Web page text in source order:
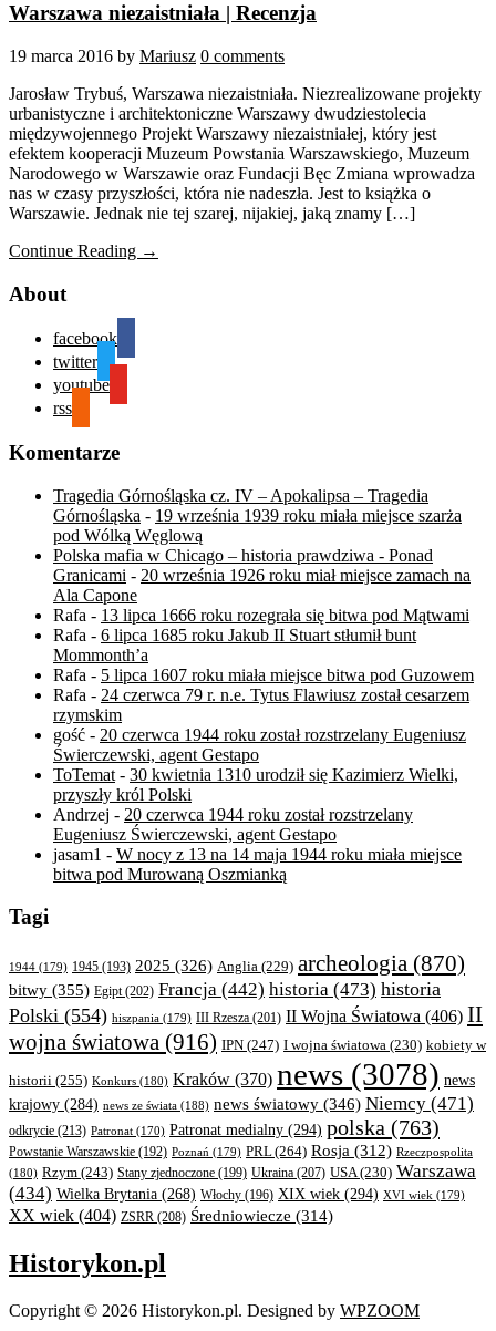
Warszawa niezaistniała | Recenzja
19 marca 2016 by Mariusz 0 comments
Jarosław Trybuś, Warszawa niezaistniała. Niezrealizowane projekty
urbanistyczne i architektoniczne Warszawy dwudziestolecia
międzywojennego Projekt Warszawy niezaistniałej, który jest
efektem kooperacji Muzeum Powstania Warszawskiego, Muzeum
Narodowego w Warszawie oraz Fundacji Bęc Zmiana wprowadza
nas w czasy przyszłości, która nie nadeszła. Jest to książka o
Warszawie. Jednak nie tej szarej, nijakiej, jaką znamy […]
Continue Reading →
About
facebook
twitter
youtube
rss
Komentarze
Tragedia Górnośląska cz. IV – Apokalipsa – Tragedia
Górnośląska - 19 września 1939 roku miała miejsce szarża
pod Wólką Węglową
Polska mafia w Chicago – historia prawdziwa - Ponad
Granicami - 20 września 1926 roku miał miejsce zamach na
Ala Capone
Rafa - 13 lipca 1666 roku rozegrała się bitwa pod Mątwami
Rafa - 6 lipca 1685 roku Jakub II Stuart stłumił bunt
Mommonth’a
Rafa - 5 lipca 1607 roku miała miejsce bitwa pod Guzowem
Rafa - 24 czerwca 79 r. n.e. Tytus Flawiusz został cesarzem
rzymskim
gość - 20 czerwca 1944 roku został rozstrzelany Eugeniusz
Świerczewski, agent Gestapo
ToTemat - 30 kwietnia 1310 urodził się Kazimierz Wielki,
przyszły król Polski
Andrzej - 20 czerwca 1944 roku został rozstrzelany
Eugeniusz Świerczewski, agent Gestapo
jasam1 - W nocy z 13 na 14 maja 1944 roku miała miejsce
bitwa pod Murowaną Oszmianką
Tagi
1944 (179) 1945 (193) 2025 (326) Anglia (229) archeologia (870)
bitwy (355) Egipt(202) Francja (442) historia (473) historia
Polski (554) hiszpania (179) III Rzesza (201) II Wojna Światowa (406) II
wojna światowa (916) IPN (247) I wojna światowa (230) kobiety w
historii (255) Konkurs (180) Kraków (370) news (3078) news
krajowy (284) news ze świata (188) news światowy (346) Niemcy (471)
odkrycie (213) Patronat (170) Patronat medialny (294) polska (763)
Powstanie Warszawskie (192) Poznań (179) PRL(264) Rosja (312) Rzeczpospolita
(180) Rzym (243) Stany zjednoczone (199) Ukraina (207) USA(230) Warszawa
(434) Wielka Brytania (268) Włochy (196) XIX wiek (294) XVI wiek (179)
XX wiek (404) ZSRR (208) Średniowiecze (314)
Historykon.pl
Copyright © 2026 Historykon.pl. Designed by WPZOOM